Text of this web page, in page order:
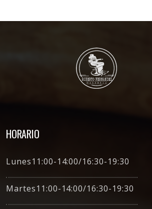
HORARIO
Lunes11:00-14:00/16:30-19:30
Martes11:00-14:00/16:30-19:30